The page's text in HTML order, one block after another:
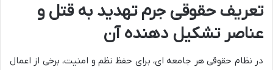
تعریف حقوقی جرم تهدید به قتل و
عناصر تشکیل دهنده آن
در نظام حقوقی هر جامعه ای، برای حفظ نظم و امنیت، برخی از اعمال